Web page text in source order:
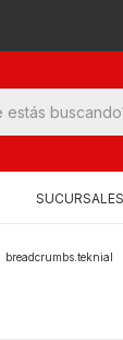
SUCURSALES
breadcrumbs.teknial